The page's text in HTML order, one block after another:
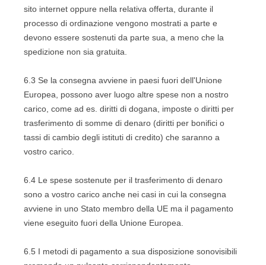
sito internet oppure nella relativa offerta, durante il
processo di ordinazione vengono mostrati a parte e
devono essere sostenuti da parte sua, a meno che la
spedizione non sia gratuita.
6.3 Se la consegna avviene in paesi fuori dell'Unione
Europea, possono aver luogo altre spese non a nostro
carico, come ad es. diritti di dogana, imposte o diritti per
trasferimento di somme di denaro (diritti per bonifici o
tassi di cambio degli istituti di credito) che saranno a
vostro carico.
6.4 Le spese sostenute per il trasferimento di denaro
sono a vostro carico anche nei casi in cui la consegna
avviene in uno Stato membro della UE ma il pagamento
viene eseguito fuori della Unione Europea.
6.5 I metodi di pagamento a sua disposizione sonovisibili